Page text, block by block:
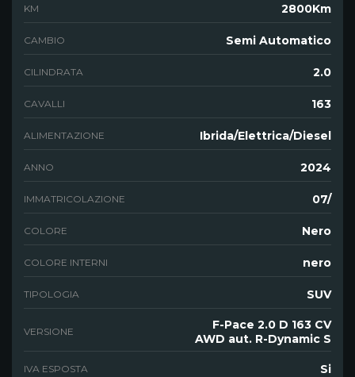
KM 2800Km
CAMBIO Semi Automatico
CILINDRATA 2.0
CAVALLI 163
ALIMENTAZIONE Ibrida/Elettrica/Diesel
ANNO 2024
IMMATRICOLAZIONE 07/
COLORE Nero
COLORE INTERNI nero
TIPOLOGIA SUV
VERSIONE
F-Pace 2.0 D 163 CV
AWD aut. R-Dynamic S
IVA ESPOSTA Si